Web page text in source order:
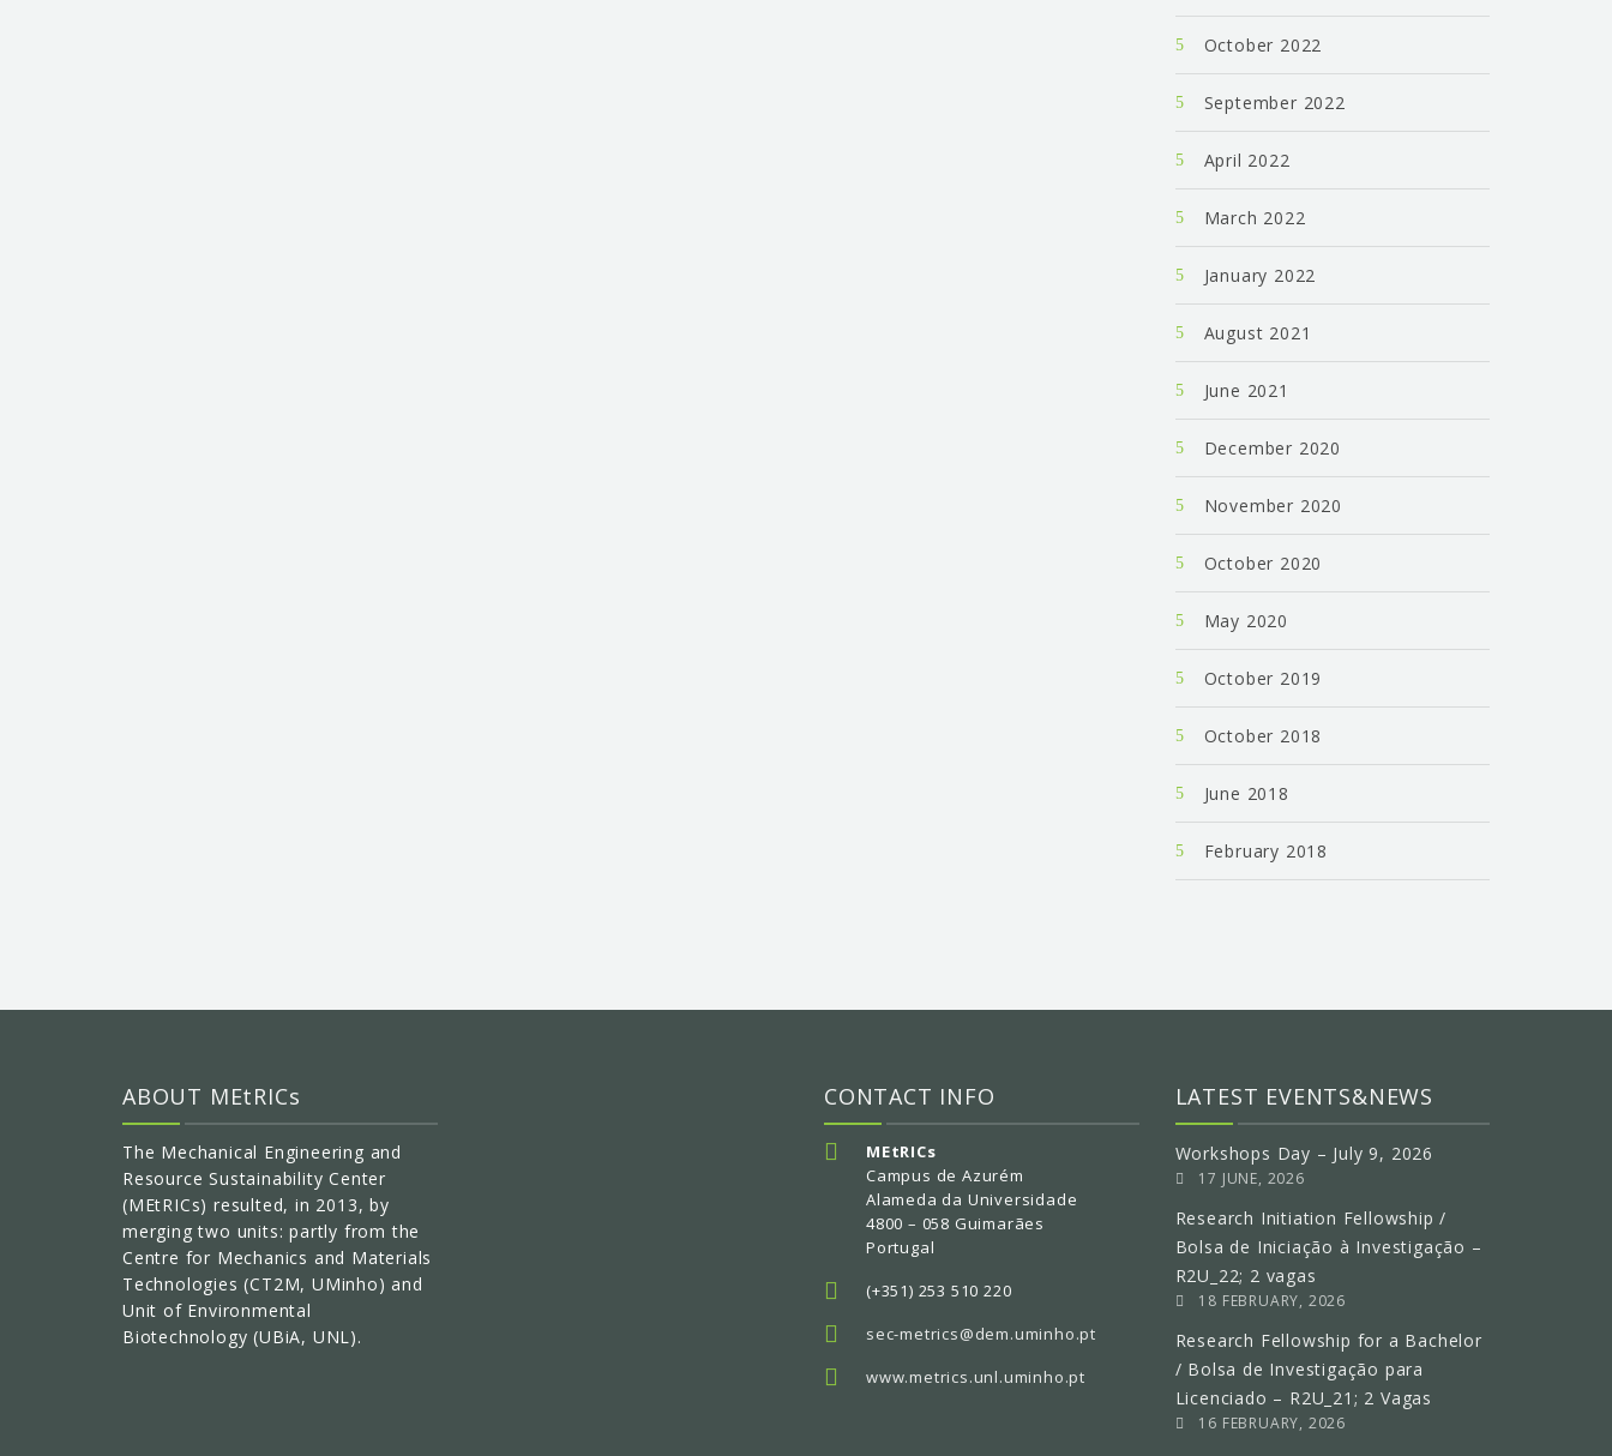
October 2022
September 2022
April 2022
March 2022
January 2022
August 2021
June 2021
December 2020
November 2020
October 2020
May 2020
October 2019
October 2018
June 2018
February 2018
ABOUT MEtRICs
The Mechanical Engineering and
Resource Sustainability Center
(MEtRICs) resulted, in 2013, by
merging two units: partly from the
Centre for Mechanics and Materials
Technologies (CT2M, UMinho) and
Unit of Environmental
Biotechnology (UBiA, UNL).
CONTACT INFO
MEtRICs
Campus de Azurém
Alameda da Universidade
4800 – 058 Guimarães
Portugal
(+351) 253 510 220
sec-metrics@dem.uminho.pt
www.metrics.unl.uminho.pt
LATEST EVENTS&NEWS
Workshops Day – July 9, 2026
17 JUNE, 2026
Research Initiation Fellowship /
Bolsa de Iniciação à Investigação –
R2U_22; 2 vagas
18 FEBRUARY, 2026
Research Fellowship for a Bachelor
/ Bolsa de Investigação para
Licenciado – R2U_21; 2 Vagas
16 FEBRUARY, 2026